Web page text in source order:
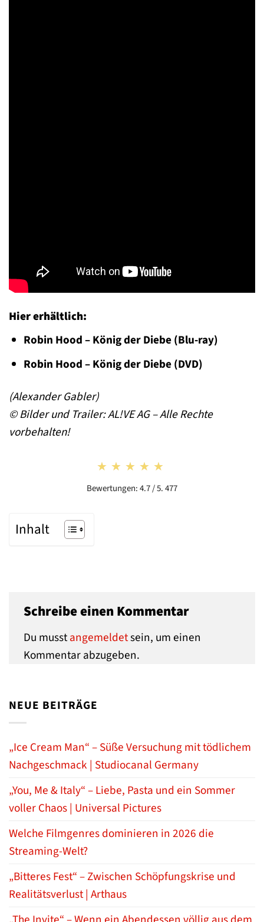
Hier erhältlich:
Robin Hood – König der Diebe (Blu-ray)
Robin Hood – König der Diebe (DVD)
(Alexander Gabler)
© Bilder und Trailer: AL!VE AG– Alle Rechte
vorbehalten!
★★★★★
★★★★★
Bewertungen: 4.7 / 5. 477
Inhalt
Schreibe einen Kommentar
Du musstangemeldetsein, um einen
Kommentar abzugeben.
NEUE BEITRÄGE
„Ice Cream Man“ – Süße Versuchung mit tödlichem
Nachgeschmack | Studiocanal Germany
„You, Me & Italy“ – Liebe, Pasta und ein Sommer
voller Chaos | Universal Pictures
Welche Filmgenres dominieren in 2026 die
Streaming-Welt?
„Bitteres Fest“ – Zwischen Schöpfungskrise und
Realitätsverlust | Arthaus